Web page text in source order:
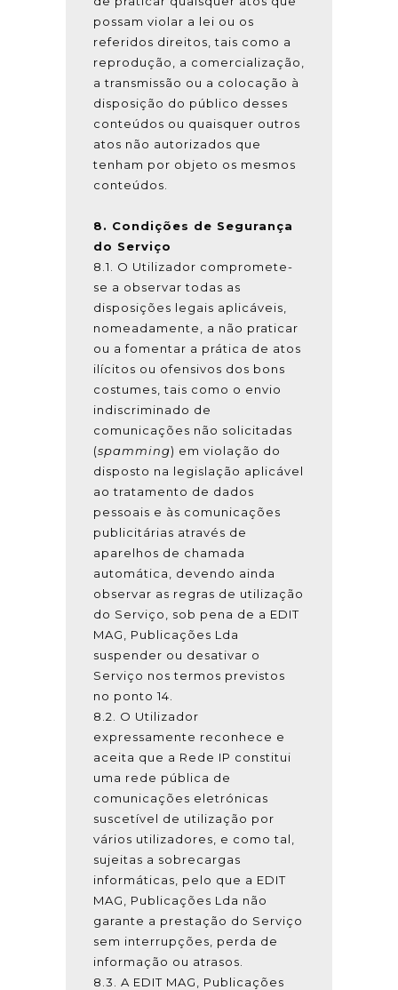
possam violar a lei ou os
referidos direitos, tais como a
reprodução, a comercialização,
a transmissão ou a colocação à
disposição do público desses
conteúdos ou quaisquer outros
atos não autorizados que
tenham por objeto os mesmos
conteúdos.
8. Condições de Segurança
do Serviço
8.1. O Utilizador compromete-
se a observar todas as
disposições legais aplicáveis,
nomeadamente, a não praticar
ou a fomentar a prática de atos
ilícitos ou ofensivos dos bons
costumes, tais como o envio
indiscriminado de
comunicações não solicitadas
(spamming) em violação do
disposto na legislação aplicável
ao tratamento de dados
pessoais e às comunicações
publicitárias através de
aparelhos de chamada
automática, devendo ainda
observar as regras de utilização
do Serviço, sob pena de a EDIT
MAG, Publicações Lda
suspender ou desativar o
Serviço nos termos previstos
no ponto 14.
8.2. O Utilizador
expressamente reconhece e
aceita que a Rede IP constitui
uma rede pública de
comunicações eletrónicas
suscetível de utilização por
vários utilizadores, e como tal,
sujeitas a sobrecargas
informáticas, pelo que a EDIT
MAG, Publicações Lda não
garante a prestação do Serviço
sem interrupções, perda de
informação ou atrasos.
8.3. A EDIT MAG, Publicações